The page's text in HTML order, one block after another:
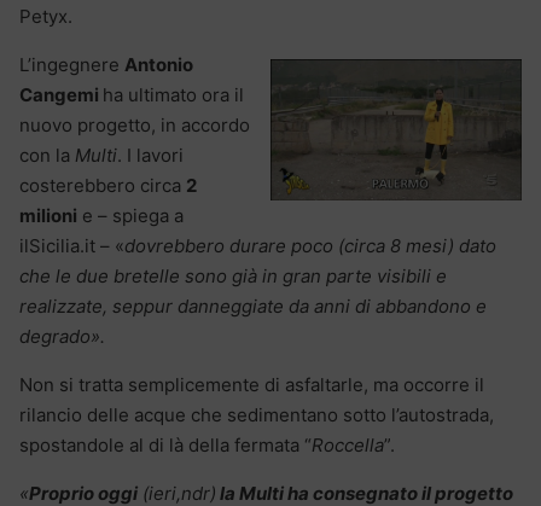
Petyx.
L’ingegnere Antonio
Cangemi ha ultimato ora il
nuovo progetto, in accordo
con la Multi. I lavori
costerebbero circa 2
milioni e – spiega a
ilSicilia.it – «dovrebbero durare poco (circa 8 mesi) dato
che le due bretelle sono già in gran parte visibili e
realizzate, seppur danneggiate da anni di abbandono e
degrado».
Non si tratta semplicemente di asfaltarle, ma occorre il
rilancio delle acque che sedimentano sotto l’autostrada,
spostandole al di là della fermata “Roccella”.
«Proprio oggi (ieri,ndr) la Multi ha consegnato il progetto